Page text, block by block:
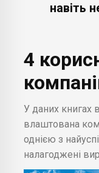
навіть
4
У даних книгах
влаштована
однією з
налагоджені